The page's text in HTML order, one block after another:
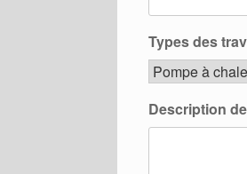
Types des
Description